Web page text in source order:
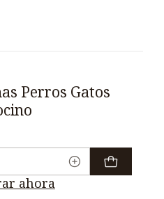
Perros Gatos
ahora